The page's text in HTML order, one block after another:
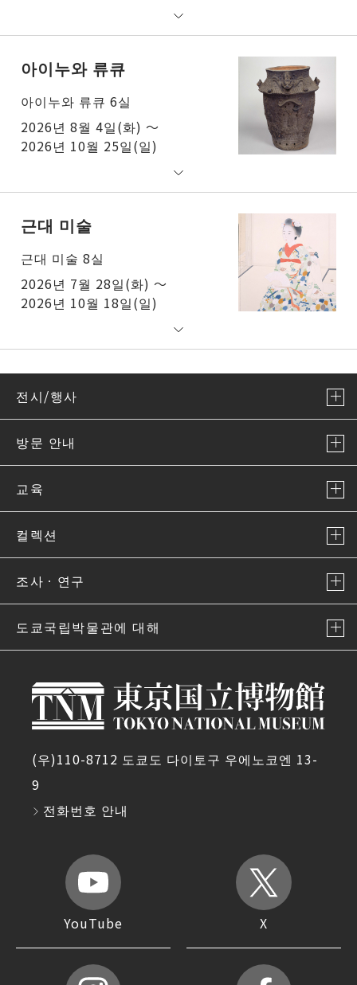
아이누와 류큐
아이누와 류큐 6실
2026년 8월 4일(화) ～
2026년 10월 25일(일)
근대 미술
근대 미술 8실
2026년 7월 28일(화) ～
2026년 10월 18일(일)
전시/행사
방문 안내
교육
컬렉션
조사ㆍ연구
도쿄국립박물관에 대해
(우)110-8712 도쿄도 다이토구 우에노코엔 13-
9
전화번호 안내
YouTube X